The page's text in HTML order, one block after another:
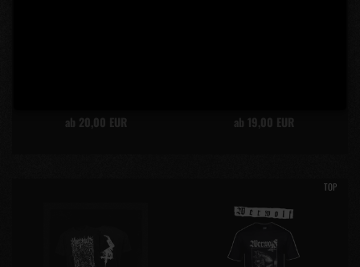
ab 20,00 EUR ab 19,00 EUR
TOP